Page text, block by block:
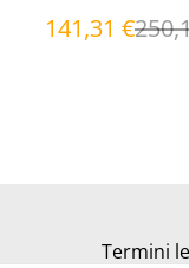
141,31 €
Termini